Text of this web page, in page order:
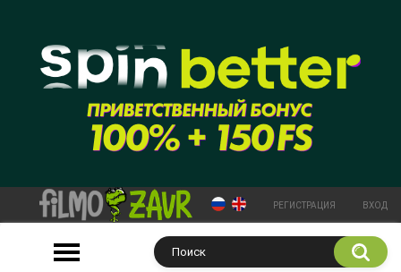
РЕГИСТРАЦИЯ ВХОД